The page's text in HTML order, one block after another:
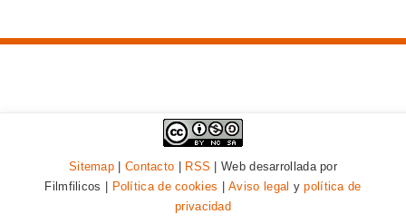
Sitemap Contacto RSS | Web desarrollada por
Filmfilicos |
Política de cookies |Aviso legal ypolítica de
privacidad